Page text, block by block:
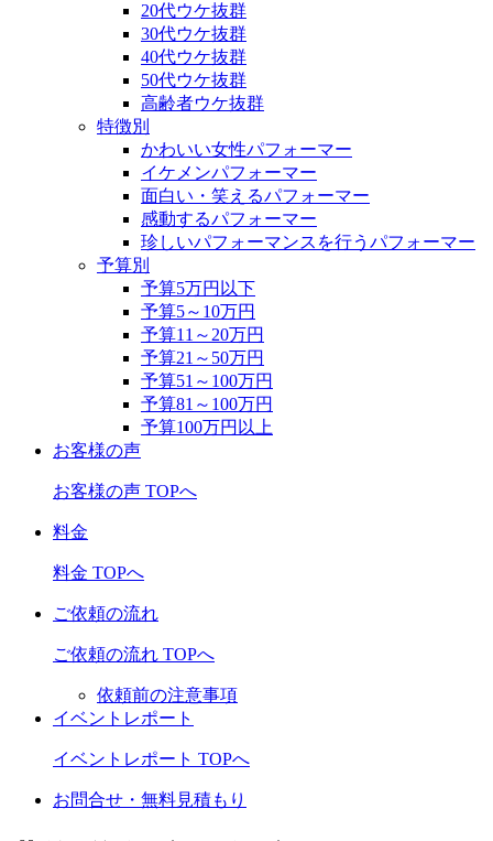
20代ウケ抜群
30代ウケ抜群
40代ウケ抜群
50代ウケ抜群
高齢者ウケ抜群
特徴別
かわいい女性パフォーマー
イケメンパフォーマー
面白い・笑えるパフォーマー
感動するパフォーマー
珍しいパフォーマンスを行うパフォーマー
予算別
予算5万円以下
予算5～10万円
予算11～20万円
予算21～50万円
予算51～100万円
予算81～100万円
予算100万円以上
お客様の声
お客様の声 TOPへ
料金
料金 TOPへ
ご依頼の流れ
ご依頼の流れ TOPへ
依頼前の注意事項
イベントレポート
イベントレポート TOPへ
お問合せ・無料見積もり